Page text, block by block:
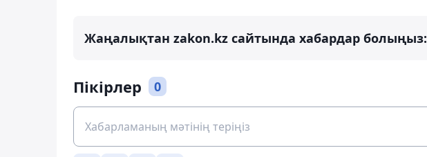
Жаңалықтан zakon.kz сайтында хабардар болыңыз:
Пікірлер 0